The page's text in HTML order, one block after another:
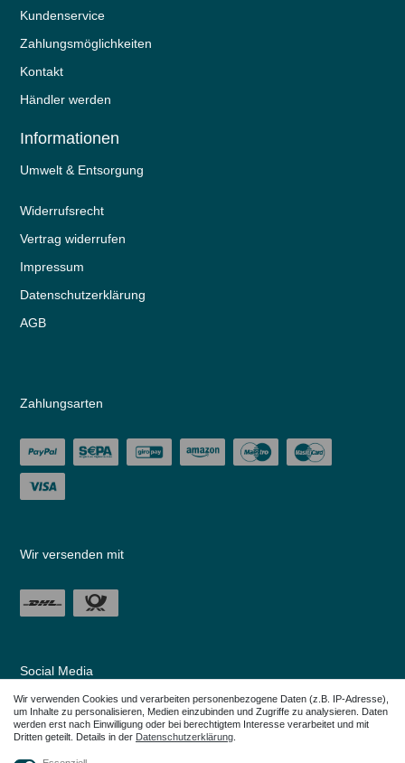
Kundenservice
Zahlungsmöglichkeiten
Kontakt
Händler werden
Informationen
Umwelt & Entsorgung
Widerrufs­recht
Vertrag widerrufen
Impressum
Daten­schutz­erklärung
AGB
Zahlungsarten
Wir versenden mit
Social Media
Wir verwenden Cookies und verarbeiten personenbezogene Daten (z.B. IP-Adresse),
um Inhalte zu personalisieren, Medien einzubinden und Zugriffe zu analysieren. Daten
werden erst nach Einwilligung oder bei berechtigtem Interesse verarbeitet und mit
Dritten geteilt. Details in der Daten­schutz­erklärung